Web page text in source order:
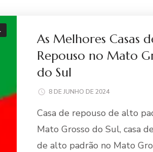
As Melhores Casas
Repouso no Mato
do Sul
8 DE JUNHO DE 2024
Casa de repouso de alto
Mato Grosso do Sul, casa
de alto padrão no Mato